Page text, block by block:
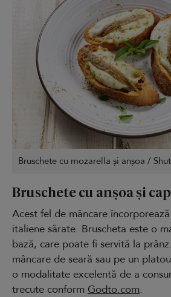
Bruschete cu mozarella și anșoa /
Bruschete cu anșoa și
Acest fel de mâncare
italiene sărate. Bruscheta este o
bază, care poate fi servită la
mâncare de seară sau pe un
o modalitate excelentă de a
trecute conform Godto.com.